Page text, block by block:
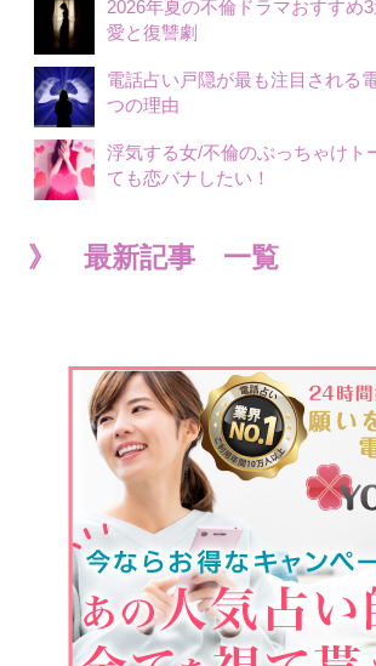
2026年夏の不倫ドラマおすすめ
愛と復讐劇
電話占い戸隠が最も注目される
つの理由
浮気する女/不倫のぶっちゃけト
ても恋バナしたい！
》 最新記事 一覧